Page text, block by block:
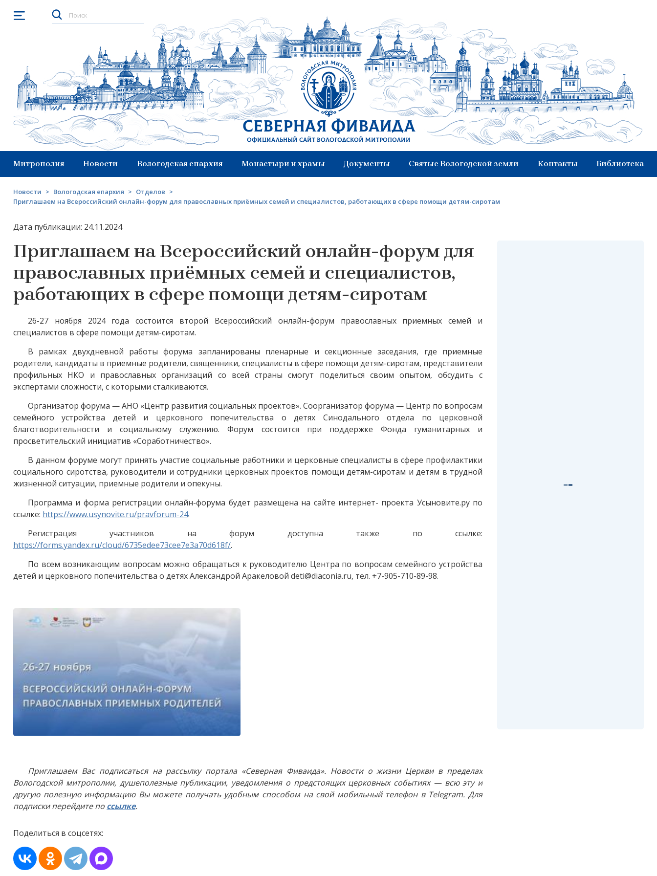
Открыть меню
Северная Фиваида
Официальный сайт Вологодской митрополии
Митрополия Новости Вологодская епархия Монастыри и храмы Документы Святые Вологодской земли Контакты Библиотека
Новости > Вологодская епархия > Отделов >
Приглашаем на Всероссийский онлайн-форум для православных приёмных семей и специалистов, работающих в сфере помощи детям-сиротам
Дата публикации: 24.11.2024
Приглашаем на Всероссийский онлайн-форум для
православных приёмных семей и специалистов,
работающих в сфере помощи детям-сиротам
26-27 ноября 2024 года состоится второй Всероссийский онлайн-форум православных приемных семей и
специалистов в сфере помощи детям-сиротам.
В рамках двухдневной работы форума запланированы пленарные и секционные заседания, где приемные
родители, кандидаты в приемные родители, священники, специалисты в сфере помощи детям-сиротам, представители
профильных НКО и православных организаций со всей страны смогут поделиться своим опытом, обсудить с
экспертами сложности, с которыми сталкиваются.
Организатор форума — АНО «Центр развития социальных проектов». Соорганизатор форума — Центр по вопросам
семейного устройства детей и церковного попечительства о детях Синодального отдела по церковной
благотворительности и социальному служению. Форум состоится при поддержке Фонда гуманитарных и
просветительский инициатив «Соработничество».
В данном форуме могут принять участие социальные работники и церковные специалисты в сфере профилактики
социального сиротства, руководители и сотрудники церковных проектов помощи детям-сиротам и детям в трудной
жизненной ситуации, приемные родители и опекуны.
Программа и форма регистрации онлайн-форума будет размещена на сайте интернет- проекта Усыновите.ру по
ссылке: https://www.usynovite.ru/pravforum-24.
Регистрация участников на форум доступна также по ссылке:
https://forms.yandex.ru/cloud/6735edee73cee7e3a70d618f/.
По всем возникающим вопросам можно обращаться к руководителю Центра по вопросам семейного устройства
детей и церковного попечительства о детях Александрой Аракеловой deti@diaconia.ru, тел. +7-905-710-89-98.
Приглашаем Вас подписаться на рассылку портала «Северная Фиваида». Новости о жизни Церкви в пределах
Вологодской митрополии, душеполезные публикации, уведомления о предстоящих церковных событиях — всю эту и
другую полезную информацию Вы можете получать удобным способом на свой мобильный телефон в Telegram. Для
подписки перейдите по ссылке.
Поделиться в соцсетях: